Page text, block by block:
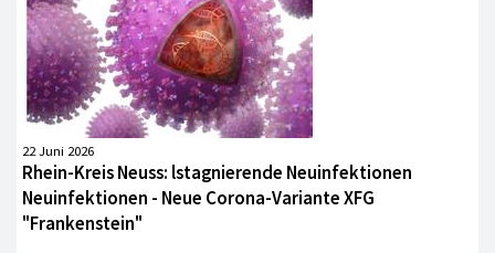
22 Juni 2026
Rhein-Kreis Neuss: lstagnierende Neuinfektionen
Neuinfektionen - Neue Corona-Variante XFG
"Frankenstein"